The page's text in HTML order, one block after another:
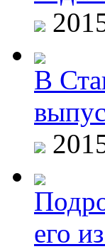
В
его